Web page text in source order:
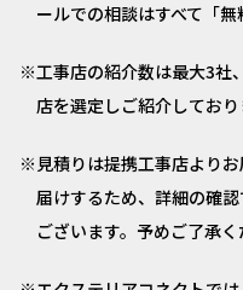
ールでの相談はすべて「無
工事店の紹介数は最大3社
店を選定しご紹介しており
見積りは提携工事店より
届けするため、詳細の確
ございます。予めご了承く